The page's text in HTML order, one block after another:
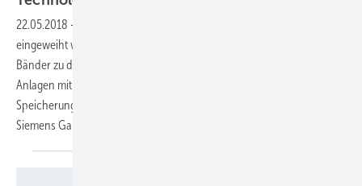
22.05.2018 -
eingeweiht wird, gab es für Siemens Gamesa auch in Spanien rote
Bänder zu durchschneiden: In Madrid sollen künftig elektrische
Anlagen mit einer Leistung bis zu 10 MW für Wind, Photovoltaik und
Speicherung getestet werden. Mehr als drei Millionen Euro hat
Siemens Gamesa